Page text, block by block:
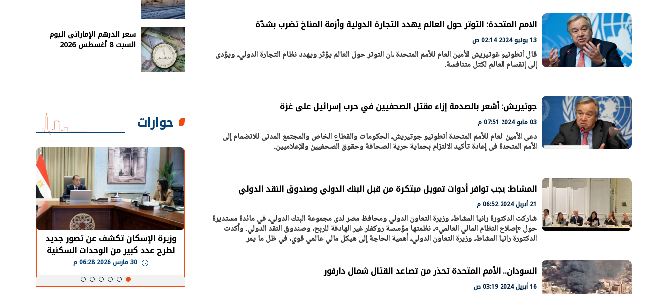
الامم المتحدة: التوتر حول العالم يهدد التجارة الدولية وأزمة المناخ تضرب بشدّة
13 يونيو 2024 02:14 ص
قال أنطونيو غوتيريش الأمين العام للأمم المتحدة ،ان التوتر حول العالم يؤثر ويهدد نظام التجارة الدولي، ويؤدى
إلى إنقسام العالم لكتل متنافسة.
جوتيريش: أشعر بالصدمة إزاء مقتل الصحفيين في حرب إسرائيل على غزة
03 مايو 2024 07:51 م
دعى الأمين العام للأمم المتحدة أنطونيو جوتيريش، الحكومات والقطاع الخاص والمجتمع المدنى للانضمام إلى
الأمم المتحدة فى إعادة تأكيد الالتزام بحماية حرية الصحافة وحقوق الصحفيين والإعلاميين.
المشاط: يجب توافر أدوات تمويل مبتكرة من قبل البنك الدولي وصندوق النقد الدولي
21 أبريل 2024 06:52 م
شاركت الدكتورة رانيا المشاط، وزيرة التعاون الدولي ومحافظ مصر لدى مجموعة البنك الدولي، في مائدة مستديرة
حول «إصلاح النظام المالي العالمي»، نظمتها مؤسسة روكفلر غير الهادفة للربح، وصندوق النقد الدولي. وأكدت
الدكتورة رانيا المشاط، وزيرة التعاون الدولي، أهمية الحاجة إلى هيكل مالي عالمي قوي، في ظل ما يمر
السودان.. الأمم المتحدة تحذر من تصاعد القتال شمال دارفور
16 أبريل 2024 03:19 ص
سعر الدرهم الإماراتى اليوم
السبت 8 أغسطس 2026
حوارات
الرئيس السيسي: تداعيات خطيرة على
استمرار الأزمة في الشرق الأوسط
30 مارس 2026 05:06 م
رئيس الوزراء يتابع الإجراءات الخاصة افتتاح «إيجبس 2026» بحضور دولي وزيرة الإسكان تكشف عن تصور جديد
لطرح عدد كبير من الوحدات السكنية
بنظام الإيجار